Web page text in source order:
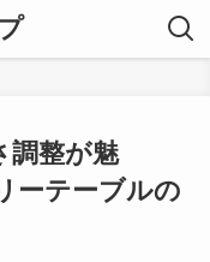
調整が魅
ーテーブルの